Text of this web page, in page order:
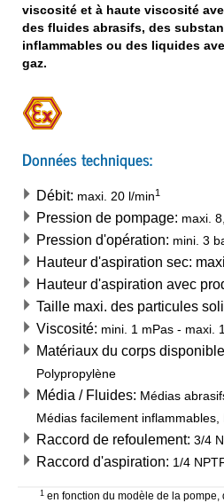
viscosité et à haute viscosité
des fluides abrasifs, des
inflammables ou des liquides
gaz.
Données techniques:
Débit: maxi. 20 l/min1
Pression de pompage: maxi.
Pression d'opération: mini. 3
Hauteur d'aspiration sec:
Hauteur d'aspiration avec
Taille maxi. des particules
Viscosité: mini. 1 mPas - maxi.
Matériaux du corps
Polypropylène
Média / Fluides: Médias
Médias facilement
Raccord de refoulement: 3/4
Raccord d'aspiration: 1/4
1 en fonction du modèle de la